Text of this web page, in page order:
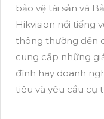
bảo vệ tài sản và
Hikvision nổi tiếng
thông thường đến
cung cấp những
đình hay doanh
tiêu và yêu cầu cụ